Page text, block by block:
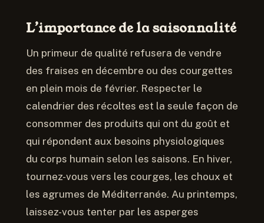
L’importance de la saisonnalité
Un primeur de qualité refusera de vendre
des fraises en décembre ou des courgettes
en plein mois de février. Respecter le
calendrier des récoltes est la seule façon de
consommer des produits qui ont du goût et
qui répondent aux besoins physiologiques
du corps humain selon les saisons. En hiver,
tournez-vous vers les courges, les choux et
les agrumes de Méditerranée. Au printemps,
laissez-vous tenter par les asperges